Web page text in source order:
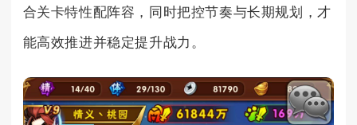
合关卡特性配阵容，同时把控节奏与长期规划，才
能高效推进并稳定提升战力。